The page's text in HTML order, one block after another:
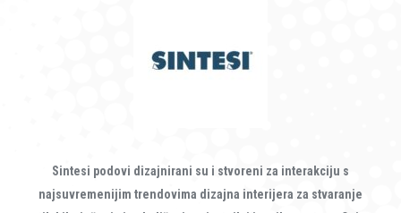
Sintesi podovi dizajnirani su i stvoreni za interakciju s
najsuvremenijim trendovima dizajna interijera za stvaranje